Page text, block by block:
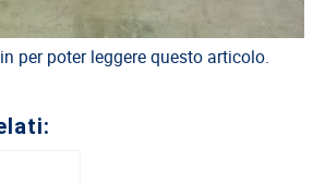
per poter leggere questo articolo.